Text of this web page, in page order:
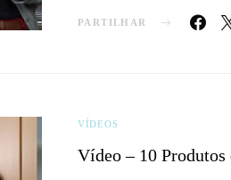
PARTILHAR
VÍDEOS
Vídeo – 10 Produtos